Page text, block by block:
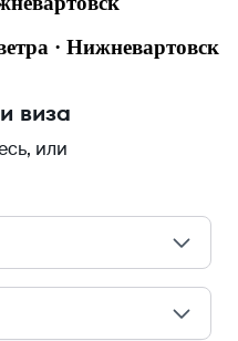
· Нижневартовск
виза
или